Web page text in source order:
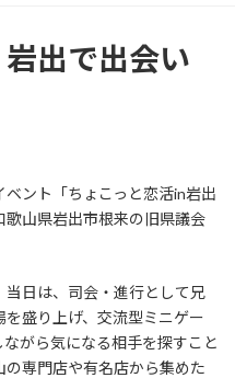
出で出会い
ント「ちょこっと恋活in岩出
山県岩出市根来の旧県議会
日は、司会・進行として兄
盛り上げ、交流型ミニゲー
がら気になる相手を探すこと
専門店や有名店から集めた